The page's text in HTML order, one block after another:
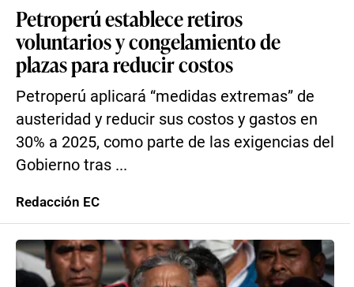
Petroperú establece retiros
voluntarios y congelamiento de
plazas para reducir costos
Petroperú aplicará “medidas extremas” de
austeridad y reducir sus costos y gastos en
30% a 2025, como parte de las exigencias del
Gobierno tras ...
Redacción EC